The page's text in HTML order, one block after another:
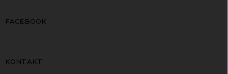
FACEBOOK
KONTAKT